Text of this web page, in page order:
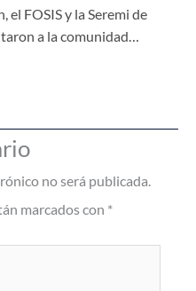
el FOSIS y la Seremi de
a la comunidad…
no será publicada.
marcados con *